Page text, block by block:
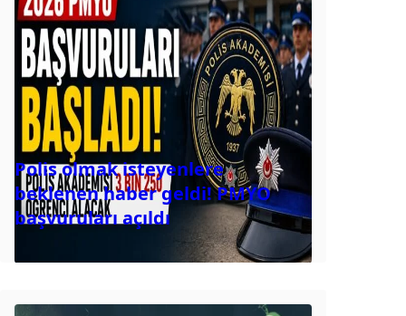
Polis olmak isteyenlere
beklenen haber geldi! PMYO
başvuruları açıldı